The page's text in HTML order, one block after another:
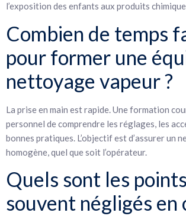
l’exposition des enfants aux produits
Combien de temps
pour former une
nettoyage vapeur ?
La prise en main est rapide. Une formation
personnel de comprendre les réglages, les
bonnes pratiques. L’objectif est d’assurer un
homogène, quel que soit l’opérateur.
Quels sont les
souvent négligés en